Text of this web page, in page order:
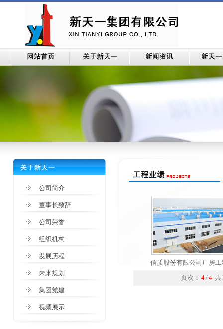
公司简介
董事长致辞
公司荣誉
组织机构
发展历程
未来规划
集团党建
视频展示
信质股份有限公司厂房工
页次： 4/4 共